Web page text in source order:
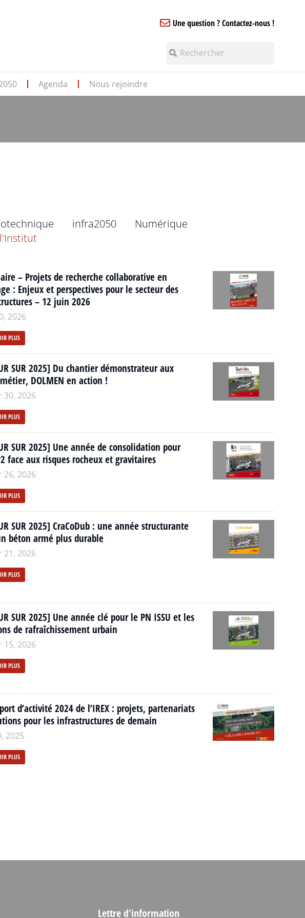
Une question ? Contactez-nous !
Agenda Nous rejoindre
infra2050
Numérique
– Projets de recherche collaborative en
: Enjeux et perspectives pour le secteur des
– 12 juin 2026
2026
PLUS
SUR 2025] Du chantier démonstrateur aux
DOLMEN en action !
30, 2026
PLUS
SUR 2025] Une année de consolidation pour
face aux risques rocheux et gravitaires
26, 2026
PLUS
SUR 2025] CraCoDub : une année structurante
béton armé plus durable
21, 2026
PLUS
SUR 2025] Une année clé pour le PN ISSU et les
de rafraîchissement urbain
15, 2026
PLUS
d’activité 2024 de l’IREX : projets, partenariats
pour les infrastructures de demain
2025
PLUS
Lettre d'information